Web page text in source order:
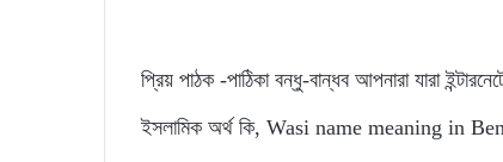
প্রিয় পাঠক -পাঠিকা বন্ধু-বান্ধব আপনারা যারা
ইসলামিক অর্থ কি, Wasi name meaning in